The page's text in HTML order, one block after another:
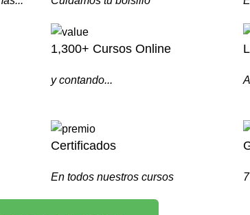
1,300+ Cursos Online
y contando...
Certificados
En todos nuestros cursos